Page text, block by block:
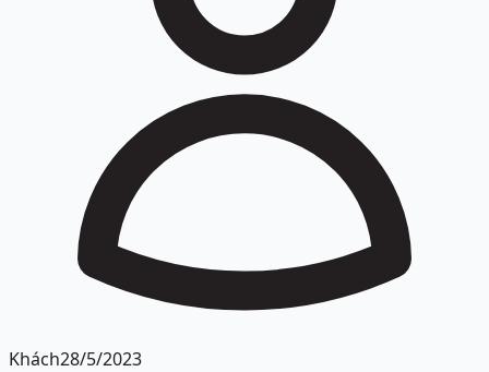
Khách28/5/2023